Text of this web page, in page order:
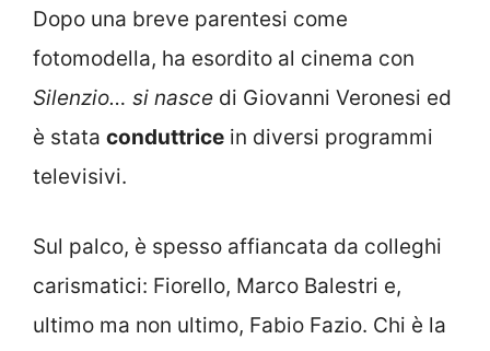
Dopo una breve parentesi come
fotomodella, ha esordito al cinema con
Silenzio… si nasce di Giovanni Veronesi ed
è stata conduttrice in diversi programmi
televisivi.
Sul palco, è spesso affiancata da colleghi
carismatici: Fiorello, Marco Balestri e,
ultimo ma non ultimo, Fabio Fazio. Chi è la